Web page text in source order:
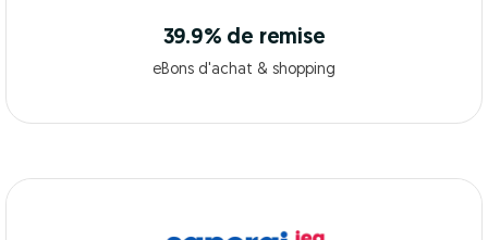
39.9% de remise
eBons d'achat & shopping